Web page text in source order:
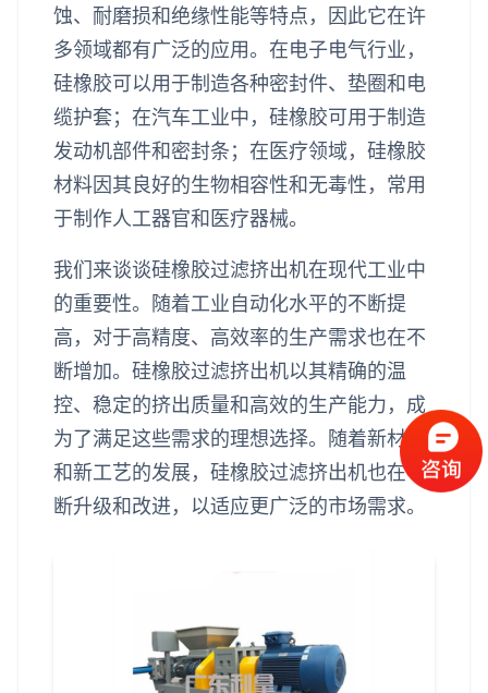
蚀、耐磨损和绝缘性能等特点，因此它在许
多领域都有广泛的应用。在电子电气行业，
硅橡胶可以用于制造各种密封件、垫圈和电
缆护套；在汽车工业中，硅橡胶可用于制造
发动机部件和密封条；在医疗领域，硅橡胶
材料因其良好的生物相容性和无毒性，常用
于制作人工器官和医疗器械。
我们来谈谈硅橡胶过滤挤出机在现代工业中
的重要性。随着工业自动化水平的不断提
高，对于高精度、高效率的生产需求也在不
断增加。硅橡胶过滤挤出机以其精确的温
控、稳定的挤出质量和高效的生产能力，成
为了满足这些需求的理想选择。随着新材料
和新工艺的发展，硅橡胶过滤挤出机也在不
断升级和改进，以适应更广泛的市场需求。